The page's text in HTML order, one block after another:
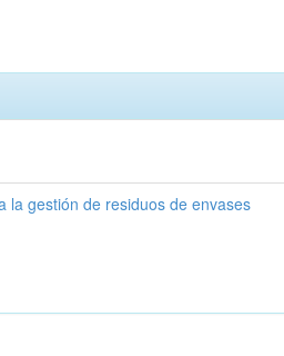
la gestión de residuos de envases